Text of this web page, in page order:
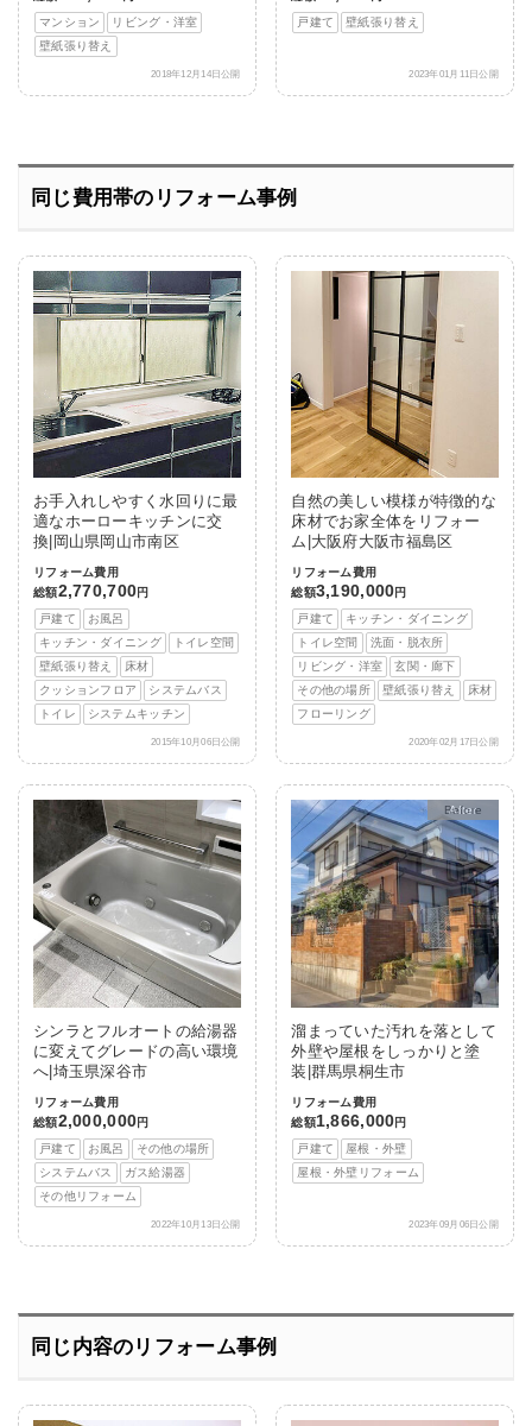
マンション
リビング・洋室
壁紙張り替え
2018年12月14日公開
戸建て
壁紙張り替え
2023年01月11日公開
同じ費用帯のリフォーム事例
お手入れしやすく水回りに最
適なホーローキッチンに交
換|岡山県岡山市南区
リフォーム費用
総額2,770,700円
戸建て
お風呂
キッチン・ダイニング
トイレ空間
壁紙張り替え
床材
クッションフロア
システムバス
トイレ
システムキッチン
2015年10月06日公開
自然の美しい模様が特徴的な
床材でお家全体をリフォー
ム|大阪府大阪市福島区
リフォーム費用
総額3,190,000円
戸建て
キッチン・ダイニング
トイレ空間
洗面・脱衣所
リビング・洋室
玄関・廊下
その他の場所
壁紙張り替え
床材
フローリング
2020年02月17日公開
シンラとフルオートの給湯器
に変えてグレードの高い環境
へ|埼玉県深谷市
リフォーム費用
総額2,000,000円
戸建て
お風呂
その他の場所
システムバス
ガス給湯器
その他リフォーム
2022年10月13日公開
After
溜まっていた汚れを落として
外壁や屋根をしっかりと塗
装|群馬県桐生市
リフォーム費用
総額1,866,000円
戸建て
屋根・外壁
屋根・外壁リフォーム
2023年09月06日公開
同じ内容のリフォーム事例